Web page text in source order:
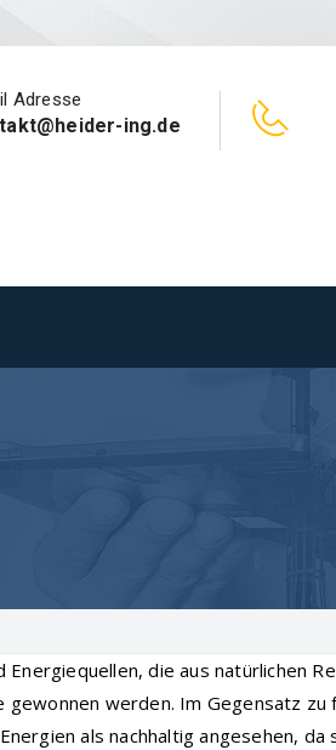
Adresse
ing.de
die aus natürlichen
gewonnen werden. Im Gegensatz
als nachhaltig angesehen,